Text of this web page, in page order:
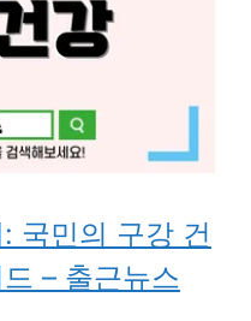
국민의 구강 건
– 출근뉴스